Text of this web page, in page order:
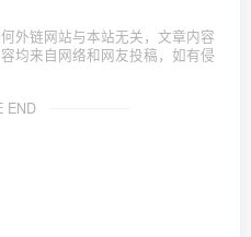
外链网站与本站无关，文章内容
均来自网络和网友投稿，如有侵
END